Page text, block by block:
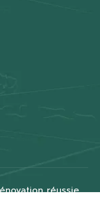
réussie